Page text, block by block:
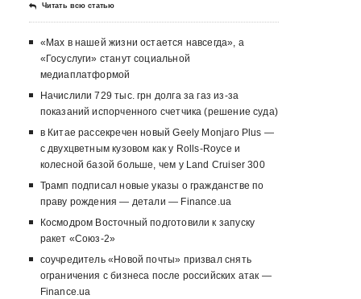
Читать всю статью
«Max в нашей жизни остается навсегда», а
«Госуслуги» станут социальной
медиаплатформой
Начислили 729 тыс. грн долга за газ из-за
показаний испорченного счетчика (решение суда)
в Китае рассекречен новый Geely Monjaro Plus —
с двухцветным кузовом как у Rolls-Royce и
колесной базой больше, чем у Land Cruiser 300
Трамп подписал новые указы о гражданстве по
праву рождения — детали — Finance.ua
Космодром Восточный подготовили к запуску
ракет «Союз-2»
соучредитель «Новой почты» призвал снять
ограничения с бизнеса после российских атак —
Finance.ua